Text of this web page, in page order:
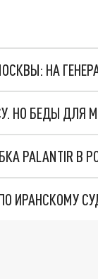
НА
НО БЕДЫ ДЛЯ
ИРАНСКОМУ